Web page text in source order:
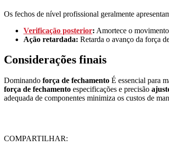
Os fechos de nível profissional geralmente
Verificação posterior: Amortece o
Ação retardada: Retarda o avanço da força
Considerações finais
Dominando força de fechamento É essencial para
força de fechamento especificações e precisão
adequada de componentes minimiza os custos de
COMPARTILHAR: